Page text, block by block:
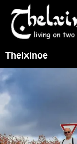
Thelxinoe
INHALT
SPRINGEN